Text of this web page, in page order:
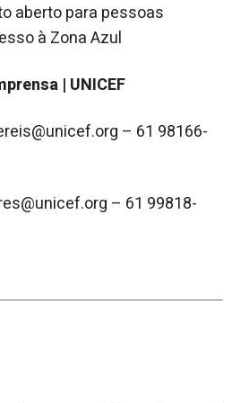
aberto para pessoas
à Zona Azul
| UNICEF
– 61 98166-
– 61 99818-